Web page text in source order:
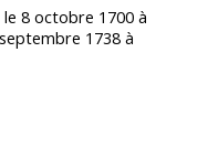
le 8 octobre 1700 à
1738 à